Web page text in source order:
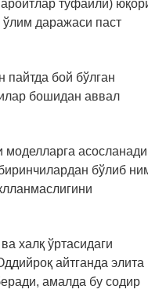
туфайли)
ўлим даражаси паст
пайтда бой бўлган
бошидан аввал
бўлиб
халқ ўртасидаги
айтганда элита
амалда бу содир